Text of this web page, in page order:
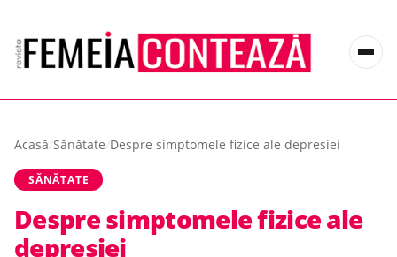
Acasă/Sănătate/Despre simptomele fizice ale depresiei
SĂNĂTATE
Despre simptomele fizice ale
depresiei